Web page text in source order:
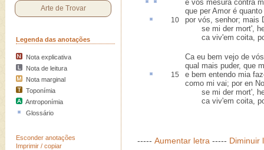
Arte de Trovar
Legenda das anotações
Nota explicativa
Nota de leitura
Nota marginal
Toponímia
Antroponímia
Glossário
Esconder anotações
Imprimir / copiar
e vós mesura contra
que per Amor é
10
por vós, senhor; mais
se mi der mort', hei
ca viv'em coita,
Ca eu bem vejo de
qual mais puder, que
15 e bem entendo mia
como mi vai; por en
se mi der mort', hei
ca viv'em coita,
----- Aumentar letra ----- Diminuir